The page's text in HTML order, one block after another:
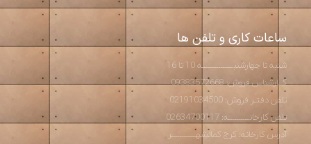
ساعات کاری و تلفن ها
شنبه تا چهارشنبـــــــــــــــه 10 تا 16
کــارشناس فروش: 09383572668
تلفن دفتـر فروش: 02191034500
تلفن کارخانــــــــــه: 02634700117
آدرس کارخانه: کرج کمالشهــــــــــــر